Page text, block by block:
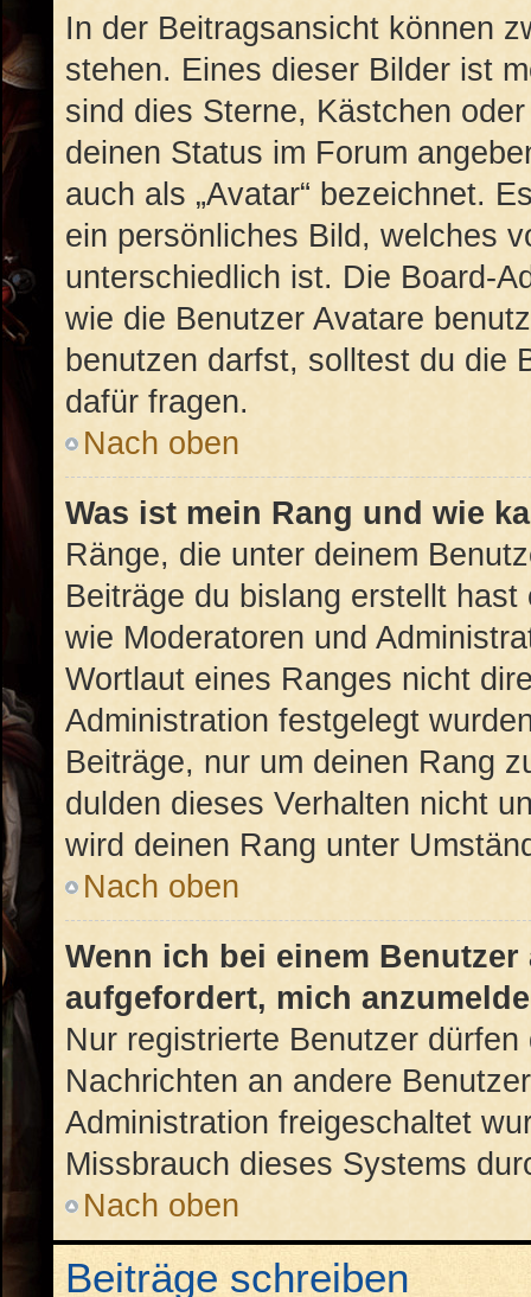
In der Beitragsansicht können
stehen. Eines dieser Bilder ist
sind dies Sterne, Kästchen
deinen Status im Forum
auch als „Avatar“ bezeichnet.
ein persönliches Bild, welches
unterschiedlich ist. Die Board-
wie die Benutzer Avatare
benutzen darfst, solltest du die
dafür fragen.
Nach oben
Was ist mein Rang und wie
Ränge, die unter deinem
Beiträge du bislang erstellt
wie Moderatoren und
Wortlaut eines Ranges nicht
Administration festgelegt
Beiträge, nur um deinen Rang
dulden dieses Verhalten nicht
wird deinen Rang unter
Nach oben
Wenn ich bei einem
aufgefordert, mich
Nur registrierte Benutzer
Nachrichten an andere
Administration freigeschaltet
Missbrauch dieses Systems
Nach oben
Beiträge schreiben